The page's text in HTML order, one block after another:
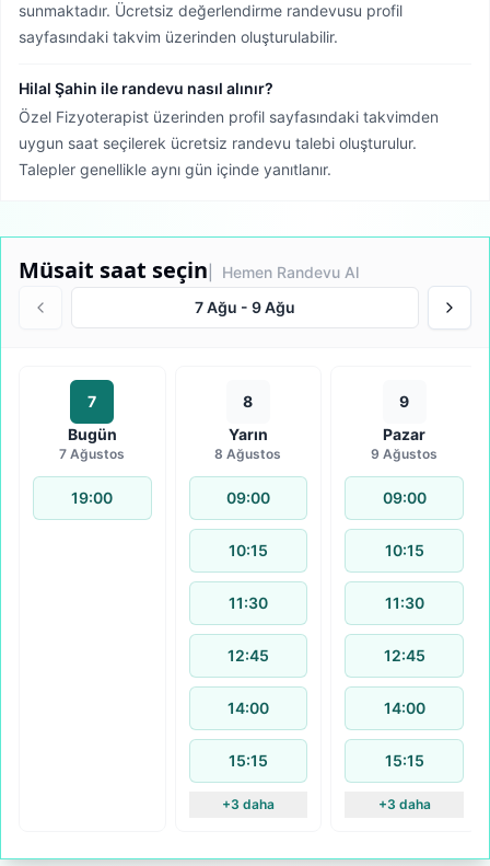
sunmaktadır. Ücretsiz değerlendirme randevusu profil
sayfasındaki takvim üzerinden oluşturulabilir.
Hilal Şahin ile randevu nasıl alınır?
Özel Fizyoterapist üzerinden profil sayfasındaki takvimden
uygun saat seçilerek ücretsiz randevu talebi oluşturulur.
Talepler genellikle aynı gün içinde yanıtlanır.
Müsait saat seçin | Hemen Randevu Al
7 Ağu - 9 Ağu
7
Bugün
7 Ağustos
19:00
8
Yarın
8 Ağustos
09:00
10:15
11:30
12:45
14:00
15:15
+3 daha
9
Pazar
9 Ağustos
09:00
10:15
11:30
12:45
14:00
15:15
+3 daha